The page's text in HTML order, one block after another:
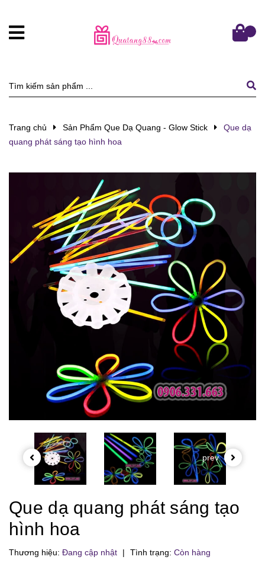
Trang chủ Sản Phẩm Que Dạ Quang - Glow Stick
Que dạ
quang phát sáng tạo hình hoa
prev
Que dạ quang phát sáng tạo
hình hoa
Thương hiệu: Đang cập nhật | Tình trạng: Còn hàng